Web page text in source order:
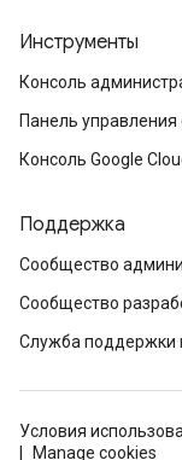
Инструменты
Консоль
Панель
Консоль Google
Поддержка
Сообщество
Сообщество
Служба поддержки
Условия
Manage cookies